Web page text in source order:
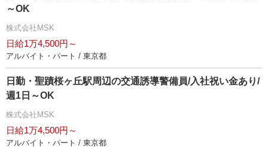
～OK
株式会社MSK
日給1万4,500円～
アルバイト・パート / 東京都
日勤・聖蹟桜ヶ丘駅周辺の交通誘導警備員/入社祝い金あり/
週1日～OK
株式会社MSK
日給1万4,500円～
アルバイト・パート / 東京都